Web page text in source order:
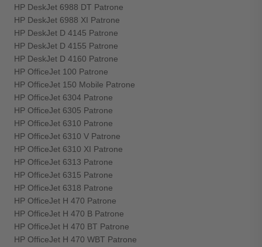
HP DeskJet 6988 DT Patrone
HP DeskJet 6988 XI Patrone
HP DeskJet D 4145 Patrone
HP DeskJet D 4155 Patrone
HP DeskJet D 4160 Patrone
HP OfficeJet 100 Patrone
HP OfficeJet 150 Mobile Patrone
HP OfficeJet 6304 Patrone
HP OfficeJet 6305 Patrone
HP OfficeJet 6310 Patrone
HP OfficeJet 6310 V Patrone
HP OfficeJet 6310 XI Patrone
HP OfficeJet 6313 Patrone
HP OfficeJet 6315 Patrone
HP OfficeJet 6318 Patrone
HP OfficeJet H 470 Patrone
HP OfficeJet H 470 B Patrone
HP OfficeJet H 470 BT Patrone
HP OfficeJet H 470 WBT Patrone